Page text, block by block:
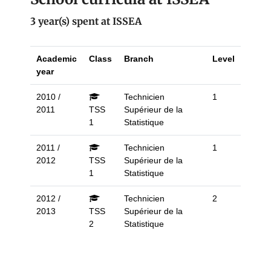
3 year(s) spent at ISSEA
Academic
year
Class Branch Level
2010 /
2011
TSS
1
Technicien
Supérieur de la
Statistique
1
2011 /
2012
TSS
1
Technicien
Supérieur de la
Statistique
1
2012 /
2013
TSS
2
Technicien
Supérieur de la
Statistique
2